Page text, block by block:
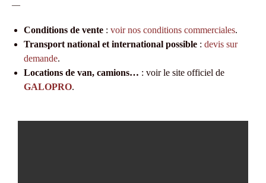
—
Conditions de vente : voir nos conditions commerciales.
Transport national et international possible : devis sur
demande.
Locations de van, camions… : voir le site officiel de
GALOPRO.